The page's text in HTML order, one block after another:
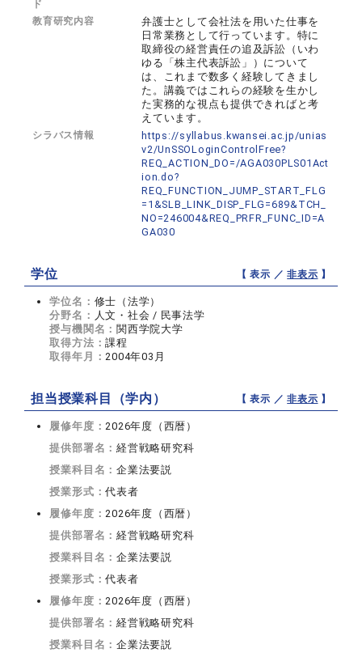
ド
教育研究内容
弁護士として会社法を用いた仕事を
日常業務として行っています。特に
取締役の経営責任の追及訴訟（いわ
ゆる「株主代表訴訟」）について
は、これまで数多く経験してきまし
た。講義ではこれらの経験を生かし
た実務的な視点も提供できればと考
えています。
シラバス情報
https://syllabus.kwansei.ac.jp/unias
v2/UnSSOLoginControlFree?
REQ_ACTION_DO=/AGA030PLS01Act
ion.do?
REQ_FUNCTION_JUMP_START_FLG
=1&SLB_LINK_DISP_FLG=689&TCH_
NO=246004&REQ_PRFR_FUNC_ID=A
GA030
学位 【 表示 ／非表示 】
学位名： 修士（法学）
分野名： 人文・社会 / 民事法学
授与機関名： 関西学院大学
取得方法：課程
取得年月：2004年03月
担当授業科目（学内） 【 表示 ／非表示 】
履修年度：2026年度（西暦）
提供部署名：経営戦略研究科
授業科目名：企業法要説
授業形式：代表者
履修年度：2026年度（西暦）
提供部署名：経営戦略研究科
授業科目名：企業法要説
授業形式：代表者
履修年度：2026年度（西暦）
提供部署名：経営戦略研究科
授業科目名：企業法要説